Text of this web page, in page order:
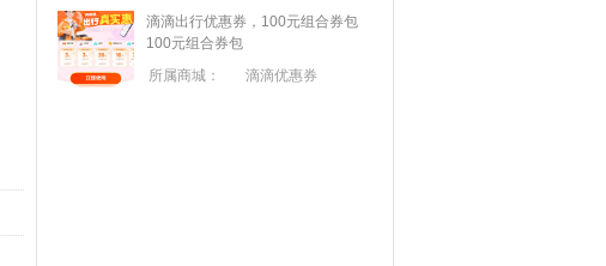
滴滴出行优惠券，100元组合券包
100元组合券包
所属商城：
滴滴优惠券